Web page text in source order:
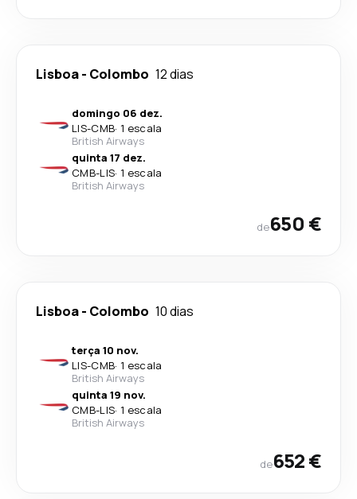
Lisboa- Colombo 12 dias
domingo 06 dez.
LIS-CMB· 1 escala
British Airways
quinta 17 dez.
CMB-LIS· 1 escala
British Airways
de650 €
Lisboa- Colombo 10 dias
terça 10 nov.
LIS-CMB· 1 escala
British Airways
quinta 19 nov.
CMB-LIS· 1 escala
British Airways
de652 €